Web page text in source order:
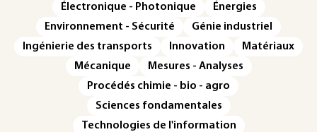
Électronique - Photonique
Énergies
Environnement - Sécurité
Génie industriel
Ingénierie des transports
Innovation
Matériaux
Mécanique
Mesures - Analyses
Procédés chimie - bio - agro
Sciences fondamentales
Technologies de l'information